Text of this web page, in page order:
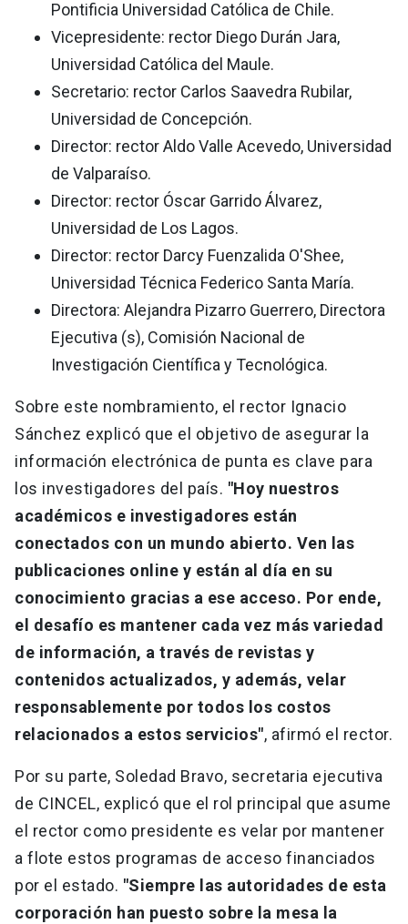
Pontificia Universidad Católica de Chile.
Vicepresidente: rector Diego Durán Jara,
Universidad Católica del Maule.
Secretario: rector Carlos Saavedra Rubilar,
Universidad de Concepción.
Director: rector Aldo Valle Acevedo, Universidad
de Valparaíso.
Director: rector Óscar Garrido Álvarez,
Universidad de Los Lagos.
Director: rector Darcy Fuenzalida O'Shee,
Universidad Técnica Federico Santa María.
Directora: Alejandra Pizarro Guerrero, Directora
Ejecutiva (s), Comisión Nacional de
Investigación Científica y Tecnológica.
Sobre este nombramiento, el rector Ignacio
Sánchez explicó que el objetivo de asegurar la
información electrónica de punta es clave para
los investigadores del país. "Hoy nuestros
académicos e investigadores están
conectados con un mundo abierto. Ven las
publicaciones online y están al día en su
conocimiento gracias a ese acceso. Por ende,
el desafío es mantener cada vez más variedad
de información, a través de revistas y
contenidos actualizados, y además, velar
responsablemente por todos los costos
relacionados a estos servicios", afirmó el rector.
Por su parte, Soledad Bravo, secretaria ejecutiva
de CINCEL, explicó que el rol principal que asume
el rector como presidente es velar por mantener
a flote estos programas de acceso financiados
por el estado. "Siempre las autoridades de esta
corporación han puesto sobre la mesa la